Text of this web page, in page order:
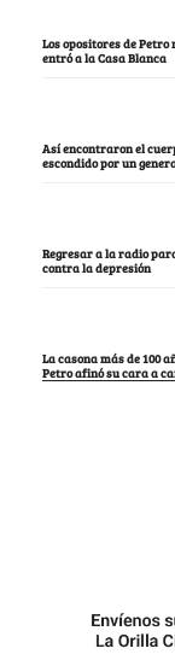
Los opositores de
entró a la Casa Blanca
Así encontraron el
escondido por un
Regresar a la radio
contra la depresión
La casona más de 100
Petro afinó su cara a